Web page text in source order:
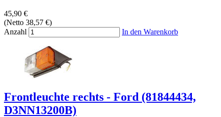
45,90 €
(Netto 38,57 €)
Anzahl
In den Warenkorb
Frontleuchte rechts - Ford (81844434,
D3NN13200B)